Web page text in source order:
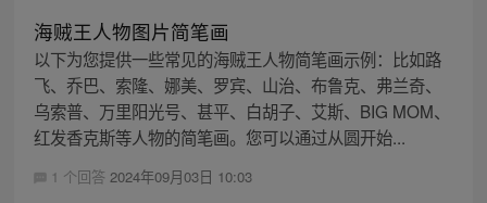
海贼王人物图片简笔画
以下为您提供一些常见的海贼王人物简笔画示例：比如路
飞、乔巴、索隆、娜美、罗宾、山治、布鲁克、弗兰奇、
乌索普、万里阳光号、甚平、白胡子、艾斯、BIG MOM、
红发香克斯等人物的简笔画。您可以通过从圆开始...
1 个回答 2024年09月03日 10:03